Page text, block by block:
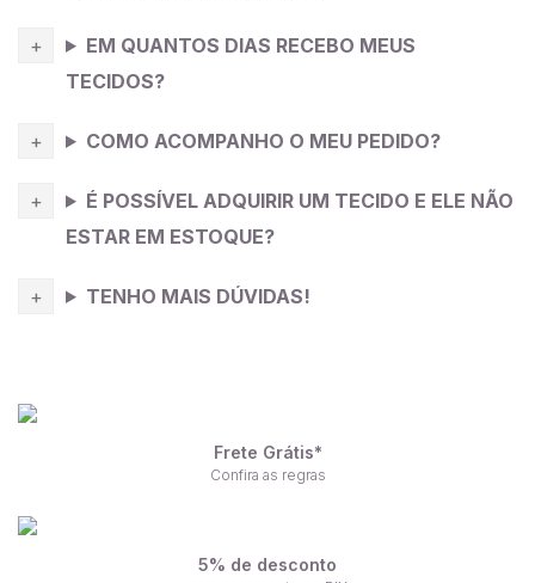
EM QUANTOS DIAS RECEBO MEUS
TECIDOS?
COMO ACOMPANHO O MEU PEDIDO?
É POSSÍVEL ADQUIRIR UM TECIDO E ELE NÃO
ESTAR EM ESTOQUE?
TENHO MAIS DÚVIDAS!
Frete Grátis*
Confira as regras
5% de desconto